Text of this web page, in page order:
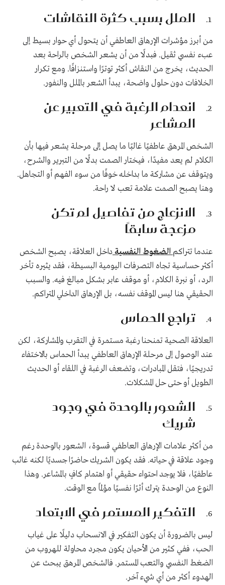
الملل بسبب كثرة النقاشات
من أبرز مؤشرات الإرهاق العاطفي أن يتحول أي حوار بسيط إلى
عبء نفسي ثقيل. فبدلًا من أن يشعر الشخص بالراحة بعد
الحديث، يخرج من النقاش أكثر توترًا واستنزافًا. ومع تكرار
الخلافات دون حلول واضحة، يبدأ الشعر بالملل والنفور.
انعدام الرغبة في التعبير عن
المشاعر
الشخص المرهق عاطفيًا غالبًا ما يصل إلى مرحلة يشعر فيها بأن
الكلام لم يعد مفيدًا، فيختار الصمت بدلًا من التبرير والشرح،
ويتوقف عن مشاركة ما بداخله خوفًا من سوء الفهم أو التجاهل.
وهنا يصبح الصمت علامة تعب لا راحة.
الانزعاج من تفاصيل لم تكن
مزعجة سابقًا
عندما تتراكم الضغوط النفسية داخل العلاقة، يصبح الشخص
أكثر حساسية تجاه التصرفات اليومية البسيطة، فقد يثيره تأخر
الرد، أو نبرة الكلام، أو موقف عابر بشكل مبالغ فيه. والسبب
الحقيقي هنا ليس الموقف نفسه، بل الإرهاق الداخلي المتراكم.
تراجع الحماس
العلاقة الصحية تمنحنا رغبة مستمرة في التقرب والمشاركة، لكن
عند الوصول إلى مرحلة الإرهاق العاطفي يبدأ الحماس بالاختفاء
تدريجيًا، فتقل المبادرات، وتضعف الرغبة في اللقاء أو الحديث
الطويل أو حتى حل المشكلات.
الشعور بالوحدة في وجود
شريك
من أكثر علامات الإرهاق العاطفي قسوة، الشعور بالوحدة رغم
وجود علاقة في حياته. فقد يكون الشريك حاضرًا جسديًا لكنه غائب
عاطفيًا، فلا يوجد احتواء حقيقي أو اهتمام كافٍ بالمشاعر. وهذا
النوع من الوحدة يترك أثرًا نفسيًا مؤلمًا مع الوقت.
التفكير المستمر في الابتعاد
ليس بالضرورة أن يكون التفكير في الانسحاب دليلًا على غياب
الحب، ففي كثير من الأحيان يكون مجرد محاولة للهروب من
الضغط النفسي والتعب المستمر. فالشخص المرهق يبحث عن
الهدوء أكثر من أي شيء آخر.